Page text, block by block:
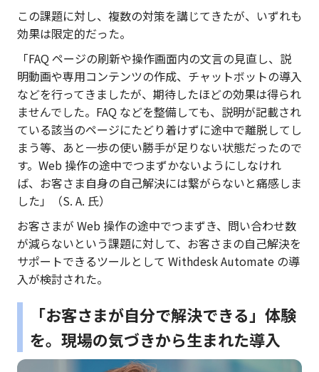
この課題に対し、複数の対策を講じてきたが、いずれも
効果は限定的だった。
「FAQ ページの刷新や操作画面内の文言の見直し、説
明動画や専用コンテンツの作成、チャットボットの導入
などを行ってきましたが、期待したほどの効果は得られ
ませんでした。FAQ などを整備しても、説明が記載され
ている該当のページにたどり着けずに途中で離脱してし
まう等、あと一歩の使い勝手が足りない状態だったので
す。Web 操作の途中でつまずかないようにしなけれ
ば、お客さま自身の自己解決には繋がらないと痛感しま
した」（S. A. 氏）
お客さまが Web 操作の途中でつまずき、問い合わせ数
が減らないという課題に対して、お客さまの自己解決を
サポートできるツールとして Withdesk Automate の導
入が検討された。
「お客さまが自分で解決できる」体験
を。現場の気づきから生まれた導入